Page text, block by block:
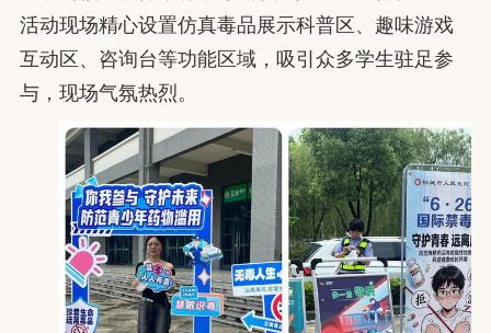
活动现场精心设置仿真毒品展示科普区、趣味游戏
互动区、咨询台等功能区域，吸引众多学生驻足参
与，现场气氛热烈。